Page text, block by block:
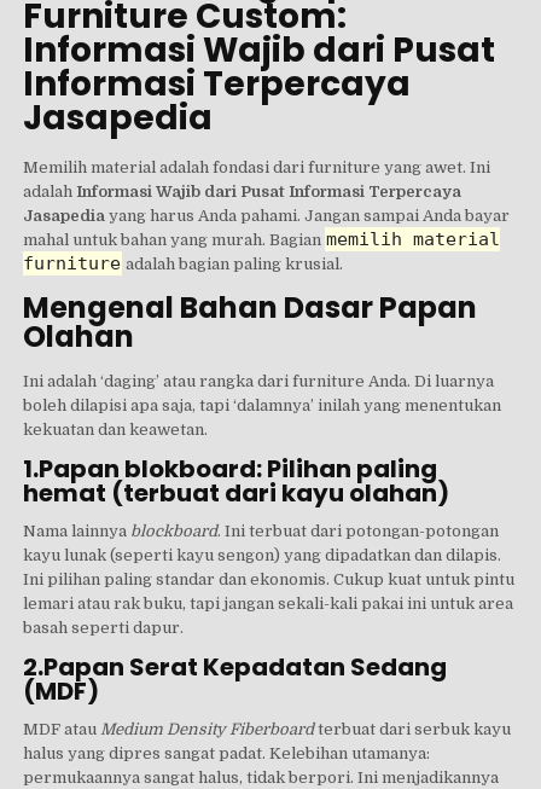
Furniture Custom:
Informasi Wajib dari Pusat
Informasi Terpercaya
Jasapedia
Memilih material adalah fondasi dari furniture yang awet. Ini
adalahInformasi Wajib dari Pusat Informasi Terpercaya
Jasapedia yang harus Anda pahami. Jangan sampai Anda bayar
mahal untuk bahan yang murah. Bagian memilih material
furniture adalah bagian paling krusial.
Mengenal Bahan Dasar Papan
Olahan
Ini adalah ‘daging’ atau rangka dari furniture Anda. Di luarnya
boleh dilapisi apa saja, tapi ‘dalamnya’ inilah yang menentukan
kekuatan dan keawetan.
1.Papan blokboard: Pilihan paling
hemat (terbuat dari kayu olahan)
Nama lainnya blockboard. Ini terbuat dari potongan-potongan
kayu lunak (seperti kayu sengon) yang dipadatkan dan dilapis.
Ini pilihan paling standar dan ekonomis. Cukup kuat untuk pintu
lemari atau rak buku, tapi jangan sekali-kali pakai ini untuk area
basah seperti dapur.
2.Papan Serat Kepadatan Sedang
(MDF)
MDF atau Medium Density Fiberboardterbuat dari serbuk kayu
halus yang dipres sangat padat. Kelebihan utamanya:
permukaannya sangat halus, tidak berpori. Ini menjadikannya